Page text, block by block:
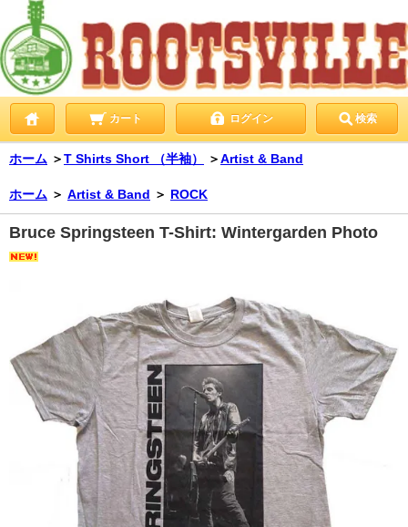
カート ログイン 検索
ホーム ＞T Shirts Short （半袖） ＞Artist & Band
ホーム ＞ Artist & Band ＞ ROCK
Bruce Springsteen T-Shirt: Wintergarden Photo